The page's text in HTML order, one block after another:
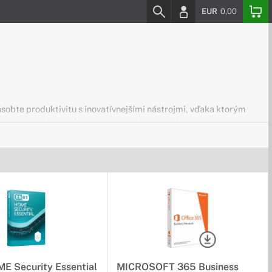
EUR 0,00
produktivitu s inovatívnejšími nástrojmi, vďaka ktorým
synchronizáciu vášho zariadenia a telefónu.
vstavaných automatizovaných nástrojov na návrhy a zdroje
vám to vyhovuje.
Security Essential
MICROSOFT 365 Business